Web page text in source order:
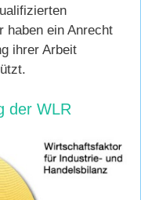
haben ein Anrecht
ihrer Arbeit
der WLR